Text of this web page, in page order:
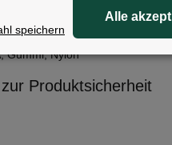
Gummi, Nylon
Produktsicherheit
speichern
Alle